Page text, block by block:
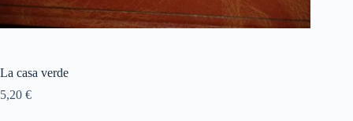
La casa verde
5,20 €